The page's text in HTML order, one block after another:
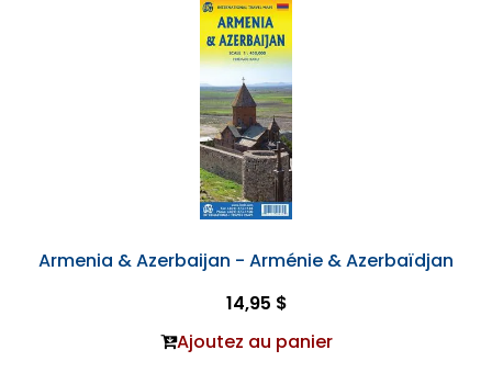
Armenia & Azerbaijan - Arménie & Azerbaïdjan
14,95 $
Ajoutez au panier